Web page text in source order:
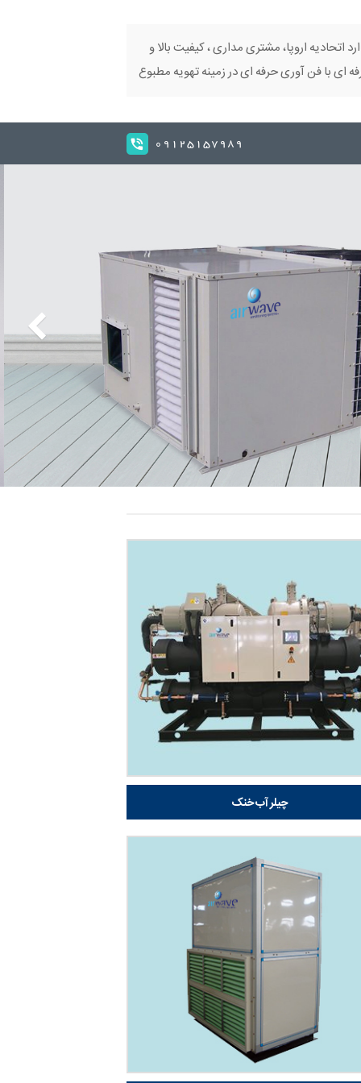
اتحادیه اروپا، مشتری مداری ، کیفیت بالا و
ای با فن آوری حرفه ای در زمینه تهویه مطبوع
09125157989
چیلر آب خنک